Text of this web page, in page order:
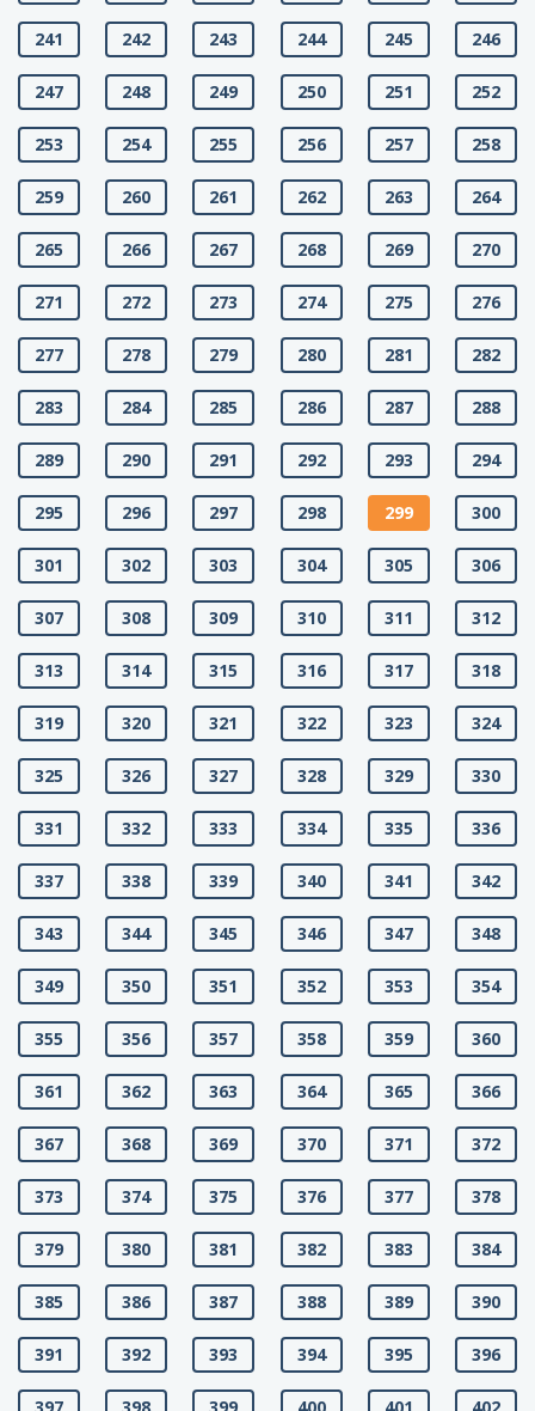
241 242 243 244 245 246
247 248 249 250 251 252
253 254 255 256 257 258
259 260 261 262 263 264
265 266 267 268 269 270
271 272 273 274 275 276
277 278 279 280 281 282
283 284 285 286 287 288
289 290 291 292 293 294
295 296 297 298 299 300
301 302 303 304 305 306
307 308 309 310 311 312
313 314 315 316 317 318
319 320 321 322 323 324
325 326 327 328 329 330
331 332 333 334 335 336
337 338 339 340 341 342
343 344 345 346 347 348
349 350 351 352 353 354
355 356 357 358 359 360
361 362 363 364 365 366
367 368 369 370 371 372
373 374 375 376 377 378
379 380 381 382 383 384
385 386 387 388 389 390
391 392 393 394 395 396